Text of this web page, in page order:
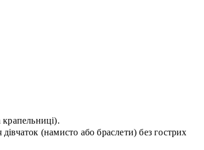
(намисто або браслети) без гострих